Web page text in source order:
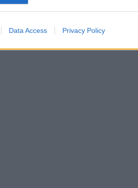
Data Access Privacy Policy